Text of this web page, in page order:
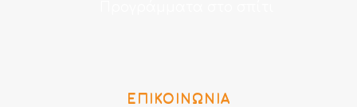
ΕΠΙΚΟΙΝΩΝΙΑ